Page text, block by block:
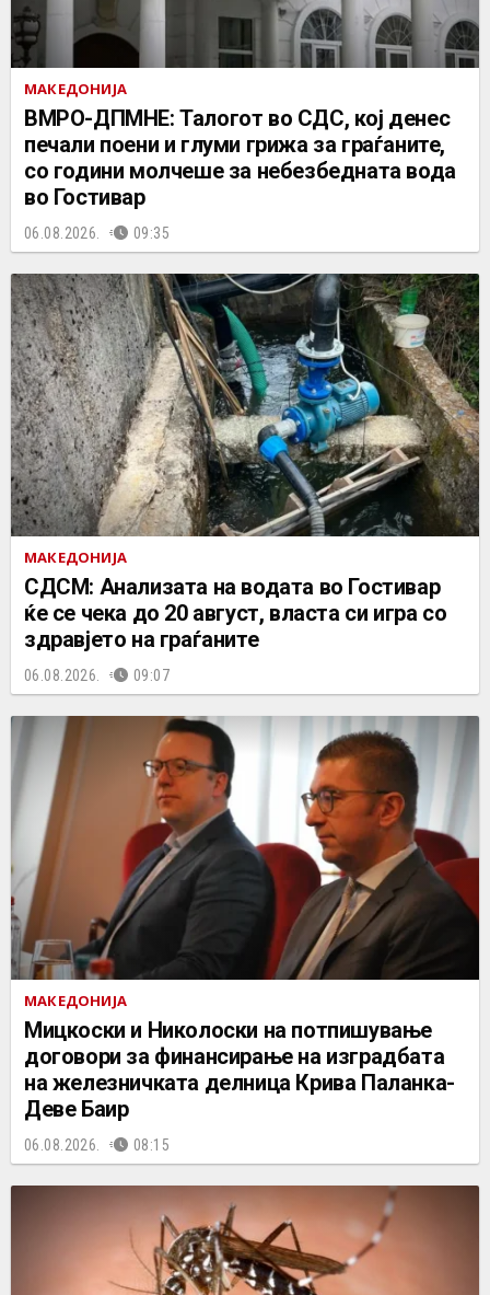
МАКЕДОНИЈА
ВМРО-ДПМНЕ: Талогот во СДС, кој денес
печали поени и глуми грижа за граѓаните,
со години молчеше за небезбедната вода
во Гостивар
06.08.2026. 09:35
МАКЕДОНИЈА
СДСМ: Анализата на водата во Гостивар
ќе се чека до 20 август, власта си игра со
здравјето на граѓаните
06.08.2026. 09:07
МАКЕДОНИЈА
Мицкоски и Николоски на потпишување
договори за финансирање на изградбата
на железничката делница Крива Паланка-
Деве Баир
06.08.2026. 08:15